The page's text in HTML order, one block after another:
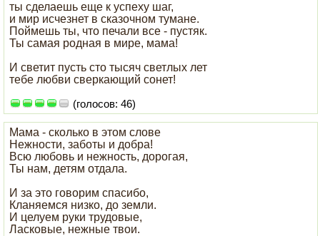
ты сделаешь еще к успеху шаг,
и мир исчезнет в сказочном тумане.
Поймешь ты, что печали все - пустяк.
Ты самая родная в мире, мама!
И светит пусть сто тысяч светлых лет
тебе любви сверкающий сонет!
(голосов: 46)
Мама - сколько в этом слове
Нежности, заботы и добра!
Всю любовь и нежность, дорогая,
Ты нам, детям отдала.
И за это говорим спасибо,
Кланяемся низко, до земли.
И целуем руки трудовые,
Ласковые, нежные твои.